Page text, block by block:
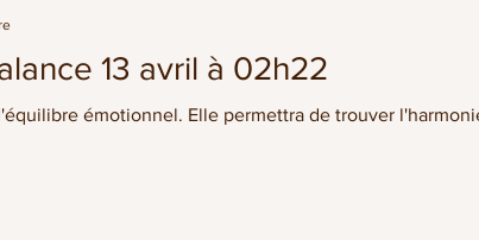
Pleine lune en Balance 13 avril à 02h22
émotionnel. Elle permettra de trouver